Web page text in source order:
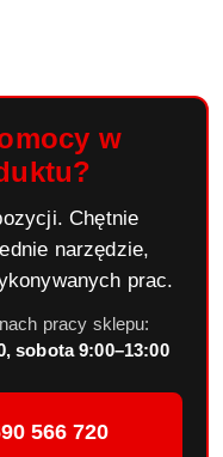
w
Chętnie
narzędzie,
prac.
pracy sklepu:
sobota 9:00–13:00
566 720